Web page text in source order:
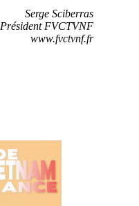
Serge Sciberras
Président FVCTVNF
www.fvctvnf.fr